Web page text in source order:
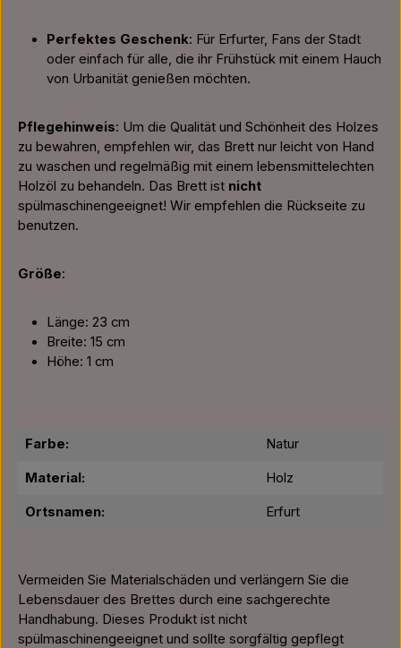
Perfektes Geschenk: Für Erfurter, Fans der Stadt
oder einfach für alle, die ihr Frühstück mit einem Hauch
von Urbanität genießen möchten.
Pflegehinweis: Um die Qualität und Schönheit des Holzes
zu bewahren, empfehlen wir, das Brett nur leicht von Hand
zu waschen und regelmäßig mit einem lebensmittelechten
Holzöl zu behandeln. Das Brett ist nicht
spülmaschinengeeignet! Wir empfehlen die Rückseite zu
benutzen.
Größe:
Länge: 23 cm
Breite: 15 cm
Höhe: 1 cm
Farbe: Natur
Material: Holz
Ortsnamen: Erfurt
Vermeiden Sie Materialschäden und verlängern Sie die
Lebensdauer des Brettes durch eine sachgerechte
Handhabung. Dieses Produkt ist nicht
spülmaschinengeeignet und sollte sorgfältig gepflegt